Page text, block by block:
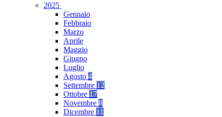
2025
Gennaio
Febbraio
Marzo
Aprile
Maggio
Giugno
Luglio
Agosto 4
Settembre 12
Ottobre 17
Novembre 8
Dicembre 11